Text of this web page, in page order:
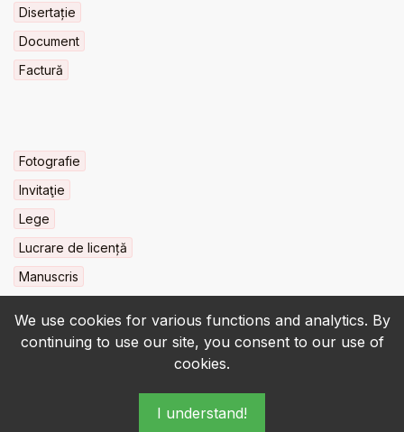
We use cookies for various functions and analytics. By
continuing to use our site, you consent to our use of
cookies.
I understand!
Disertație
Document
Factură
Fotografie
Invitaţie
Lege
Lucrare de licență
Manuscris
© 2022-2026 • BCU „Carol I” - All rights reserved.